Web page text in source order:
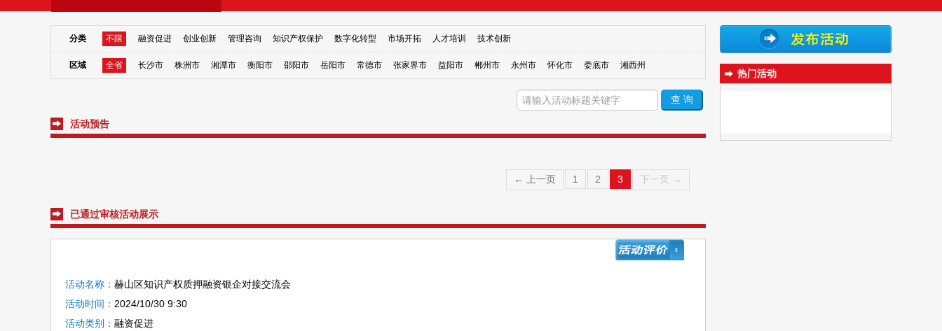
分类 不限 融资促进 创业创新 管理咨询 知识产权保护 数字化转型 市场开拓 人才培训 技术创新
区域 全省 长沙市 株洲市 湘潭市 衡阳市 邵阳市 岳阳市 常德市 张家界市 益阳市 郴州市 永州市 怀化市 娄底市 湘西州
活动预告
← 上一页 1 2 3 下一页 →
已通过审核活动展示
活动名称： 赫山区知识产权质押融资银企对接交流会
活动时间： 2024/10/30 9:30
活动类别： 融资促进
热门活动